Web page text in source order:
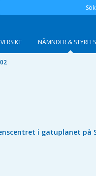
Sök
NÄMNDER &
i gatuplanet på